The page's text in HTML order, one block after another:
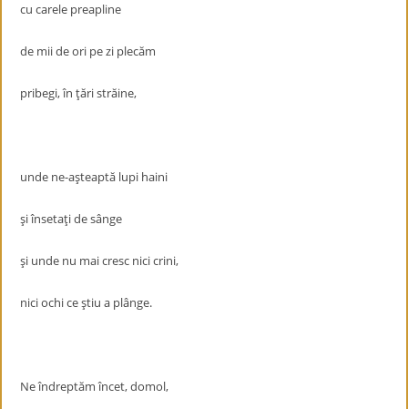
cu carele preapline
de mii de ori pe zi plecăm
pribegi, în ţări străine,
unde ne-aşteaptă lupi haini
şi însetaţi de sânge
şi unde nu mai cresc nici crini,
nici ochi ce ştiu a plânge.
Ne îndreptăm încet, domol,